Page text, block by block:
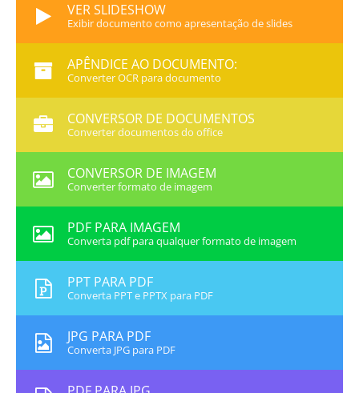
VER SLIDESHOW
Exibir documento como apresentação de slides
APÊNDICE AO DOCUMENTO:
Converter OCR para documento
CONVERSOR DE DOCUMENTOS
Converter documentos do office
CONVERSOR DE IMAGEM
Converter formato de imagem
PDF PARA IMAGEM
Converta pdf para qualquer formato de imagem
PPT PARA PDF
Converta PPT e PPTX para PDF
JPG PARA PDF
Converta JPG para PDF